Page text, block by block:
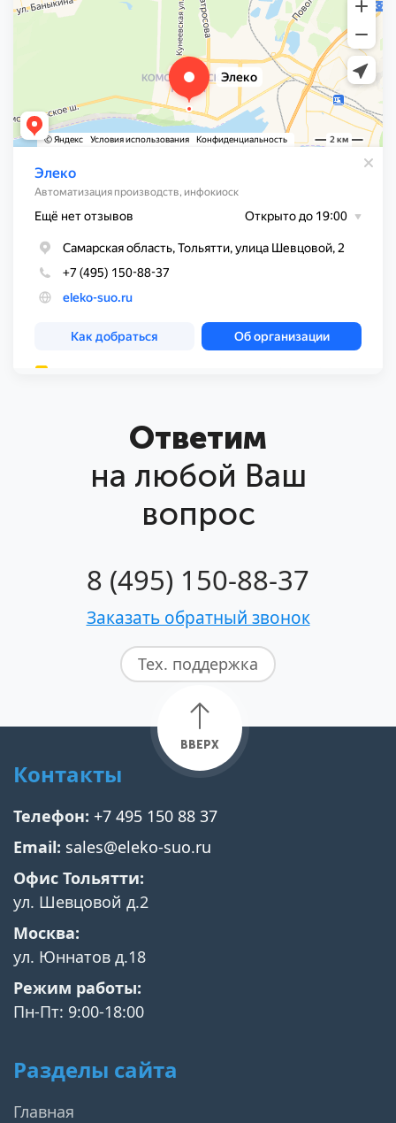
Ответим
на любой Ваш
вопрос
8 (495) 150-88-37
Заказать обратный звонок
Тех. поддержка
ВВЕРХ
Контакты
Телефон: +7 495 150 88 37
Email: sales@eleko-suo.ru
Офис Тольятти:
ул. Шевцовой д.2
Москва:
ул. Юннатов д.18
Режим работы:
Пн-Пт: 9:00-18:00
Разделы сайта
Главная